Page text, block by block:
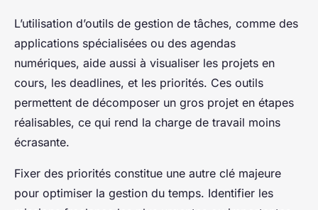
L’utilisation d’outils de gestion de tâches, comme des
applications spécialisées ou des agendas
numériques, aide aussi à visualiser les projets en
cours, les deadlines, et les priorités. Ces outils
permettent de décomposer un gros projet en étapes
réalisables, ce qui rend la charge de travail moins
écrasante.
Fixer des priorités constitue une autre clé majeure
pour optimiser la gestion du temps. Identifier les